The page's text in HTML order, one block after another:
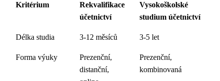
Kritérium
Rekvalifikace
účetnictví
Vysokoškolské
studium účetnictví
Délka studia 3-12 měsíců 3-5 let
Forma výuky
Prezenční,
distanční,
Prezenční,
kombinovaná